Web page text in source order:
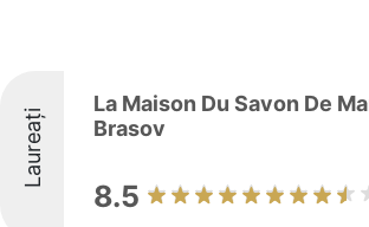
Laureați
La Maison Du Savon De
Brasov
8.5